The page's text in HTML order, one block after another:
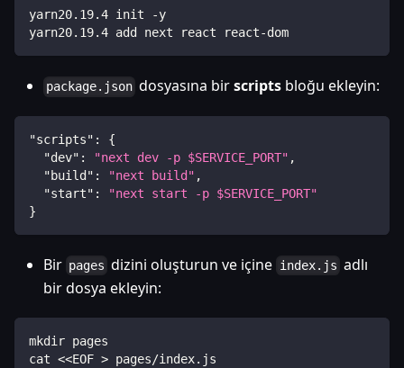
yarn20.19.4 init -y
yarn20.19.4 add next react react-dom
package.json dosyasına birscripts bloğu ekleyin:
"scripts" :
{
"dev" : "next dev -p $SERVICE_PORT" ,
"build" : "next build" ,
"start" :
"next start -p $SERVICE_PORT"
}
Bir pages dizini oluşturun ve içine index.js adlı
bir dosya ekleyin:
mkdir pages
cat <<EOF > pages/index.js